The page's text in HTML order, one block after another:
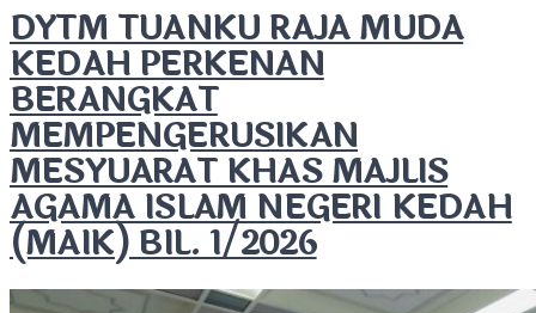
DYTM TUANKU RAJA MUDA
KEDAH PERKENAN
BERANGKAT
MEMPENGERUSIKAN
MESYUARAT KHAS MAJLIS
AGAMA ISLAM NEGERI KEDAH
(MAIK) BIL. 1/2026